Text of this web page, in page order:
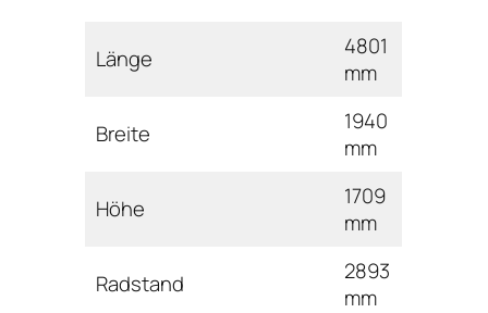
Länge
4801
mm
Breite
1940
mm
Höhe
1709
mm
Radstand
2893
mm